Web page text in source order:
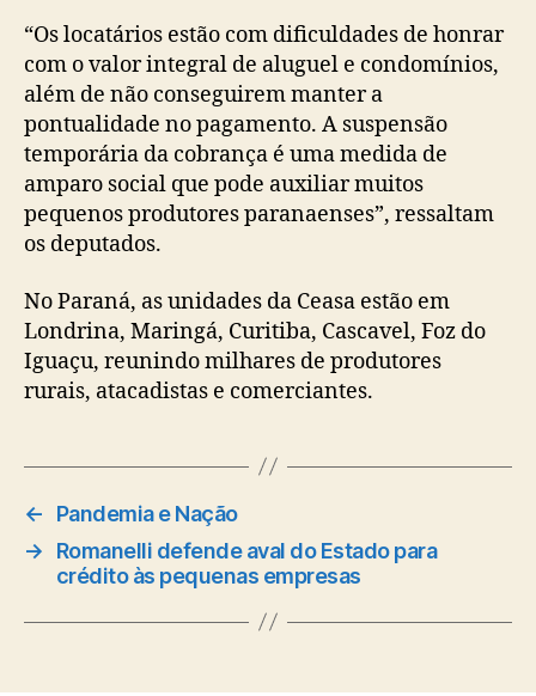
“Os locatários estão com dificuldades de honrar
com o valor integral de aluguel e condomínios,
além de não conseguirem manter a
pontualidade no pagamento. A suspensão
temporária da cobrança é uma medida de
amparo social que pode auxiliar muitos
pequenos produtores paranaenses”, ressaltam
os deputados.
No Paraná, as unidades da Ceasa estão em
Londrina, Maringá, Curitiba, Cascavel, Foz do
Iguaçu, reunindo milhares de produtores
rurais, atacadistas e comerciantes.
←
Pandemia e Nação
→
Romanelli defende aval do Estado para
crédito às pequenas empresas